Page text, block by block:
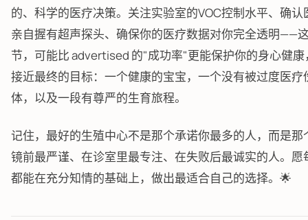
的、科学的医疗决策。关注实验室的VOC控制水平、确认
亲自握有超声探头、确保你的医疗数据对你完全透明——
节，可能比 advertised 的"成功率"更能保护你的身心健康
接近最终的目标：一个健康的宝宝，一个没有被过度医疗
体，以及一段有尊严的生育旅程。
记住，最好的生殖中心不是那个承诺你最多的人，而是那
镜前最严谨、在诊室里最专注、在失败后最诚实的人。愿
都能在充分知情的基础上，做出最适合自己的选择。🌟